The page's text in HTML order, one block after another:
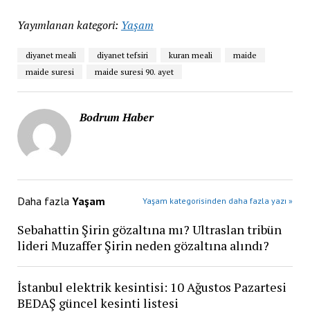
Yayımlanan kategori: Yaşam
diyanet meali diyanet tefsiri kuran meali
maide
maide suresi
maide suresi 90. ayet
Bodrum Haber
Daha fazla Yaşam Yaşam kategorisinden daha fazla yazı »
Sebahattin Şirin gözaltına mı? Ultraslan tribün
lideri Muzaffer Şirin neden gözaltına alındı?
İstanbul elektrik kesintisi: 10 Ağustos Pazartesi
BEDAŞ güncel kesinti listesi